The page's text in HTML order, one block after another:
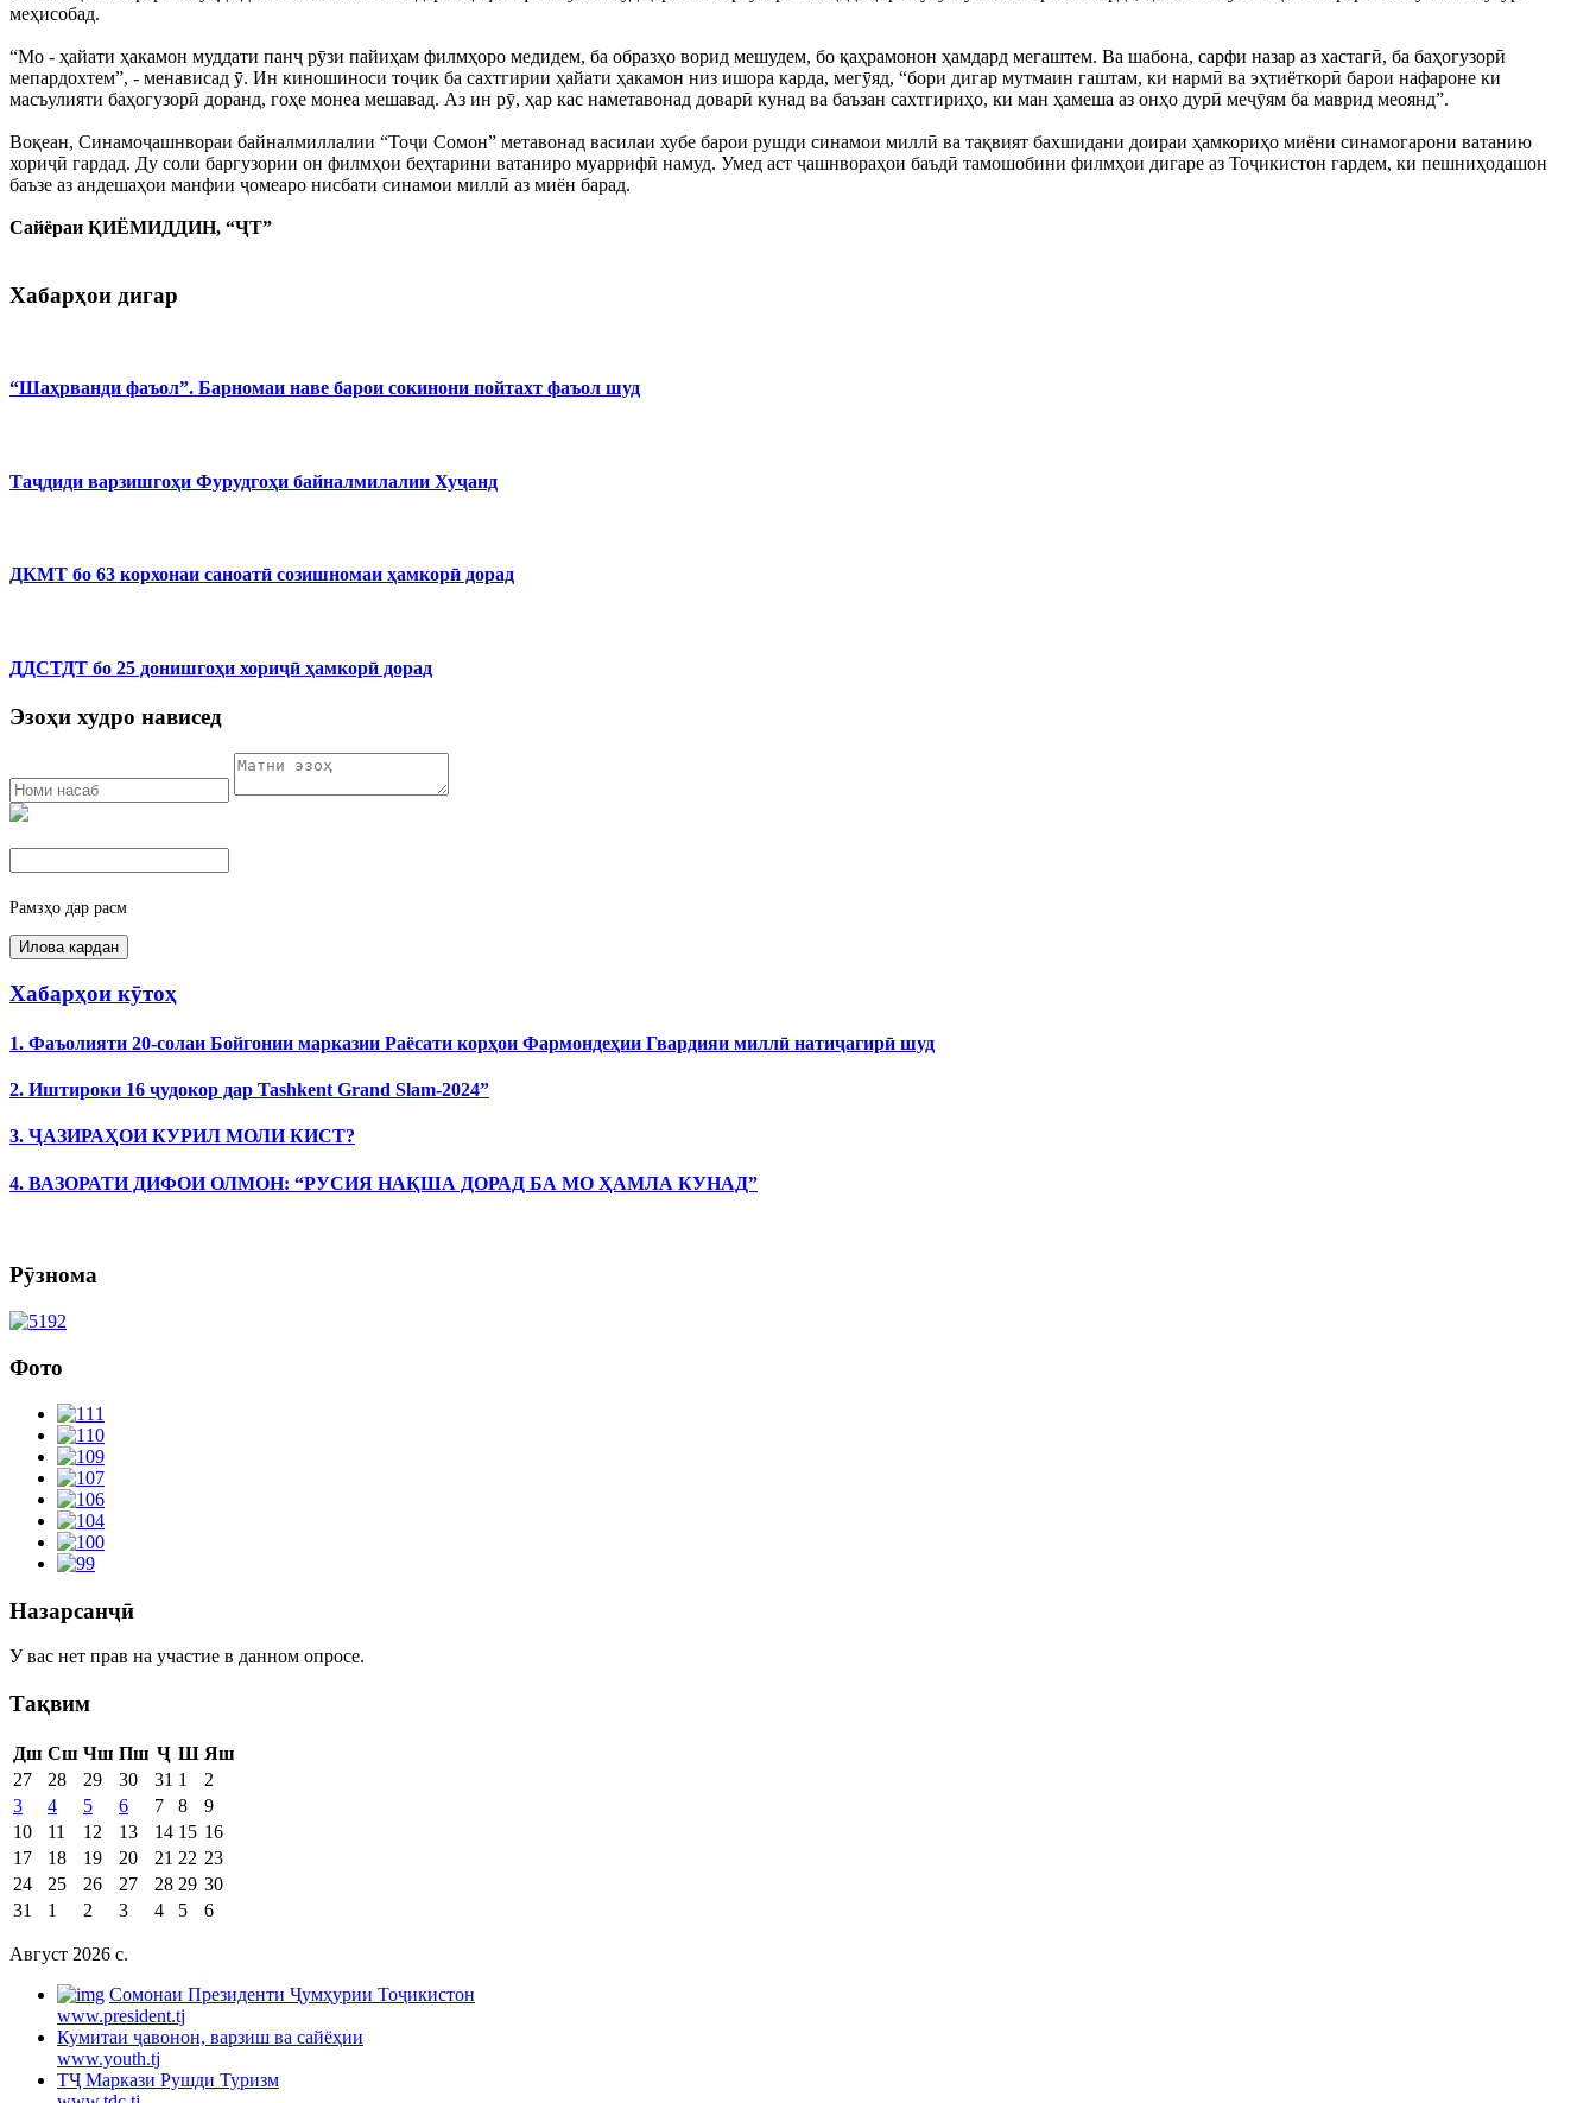
меҳисобад.
“Мо - ҳайати ҳакамон муддати панҷ рӯзи пайиҳам филмҳоро медидем, ба образҳо ворид мешудем, бо қаҳрамонон ҳамдард мегаштем. Ва шабона, сарфи назар аз хастагӣ, ба баҳогузорӣ
мепардохтем”, - менависад ӯ. Ин киношиноси тоҷик ба сахтгирии ҳайати ҳакамон низ ишора карда, мегӯяд, “бори дигар мутмаин гаштам, ки нармӣ ва эҳтиёткорӣ барои нафароне ки
масъулияти баҳогузорӣ доранд, гоҳе монеа мешавад. Аз ин рӯ, ҳар кас наметавонад доварӣ кунад ва баъзан сахтгириҳо, ки ман ҳамеша аз онҳо дурӣ меҷӯям ба маврид меоянд”.
Воқеан, Синамоҷашнвораи байналмиллалии “Тоҷи Сомон” метавонад василаи хубе барои рушди синамои миллӣ ва тақвият бахшидани доираи ҳамкориҳо миёни синамогарони ватанию
хориҷӣ гардад. Ду соли баргузории он филмҳои беҳтарини ватаниро муаррифӣ намуд. Умед аст ҷашнвораҳои баъдӣ тамошобини филмҳои дигаре аз Тоҷикистон гардем, ки пешниҳодашон
баъзе аз андешаҳои манфии ҷомеаро нисбати синамои миллӣ аз миён барад.
Сайёраи ҚИЁМИДДИН, “ҶТ”
Хабарҳои дигар
“Шаҳрванди фаъол”. Барномаи наве барои сокинони пойтахт фаъол шуд
Таҷдиди варзишгоҳи Фурудгоҳи байналмилалии Хуҷанд
ДКМТ бо 63 корхонаи саноатӣ созишномаи ҳамкорӣ дорад
ДДСТДТ бо 25 донишгоҳи хориҷӣ ҳамкорӣ дорад
Эзоҳи худро нависед
Рамзҳо дар расм
Хабарҳои кӯтоҳ
1. Фаъолияти 20-солаи Бойгонии марказии Раёсати корҳои Фармондеҳии Гвардияи миллӣ натиҷагирӣ шуд
2. Иштироки 16 ҷудокор дар Tashkent Grand Slam-2024”
3. ҶАЗИРАҲОИ КУРИЛ МОЛИ КИСТ?
4. ВАЗОРАТИ ДИФОИ ОЛМОН: “РУСИЯ НАҚША ДОРАД БА МО ҲАМЛА КУНАД”
Рӯзнома
Фото
Назарсанҷӣ
У вас нет прав на участие в данном опросе.
Тақвим
Дш Сш Чш Пш Ҷ Ш Яш
27
28 29 30 31 1
2
3
4 5 6 7 8
9
10
11 12 13 14 15 16
17
18 19 20 21 22 23
24
25 26 27 28 29 30
31
1 2 3 4 5 6
Август 2026 c.
Cомонаи Президенти Ҷумҳурии Тоҷикистон
www.president.tj
Кумитаи ҷавонон, варзиш ва сайёҳии
www.youth.tj
ТҶ Маркази Рушди Туризм